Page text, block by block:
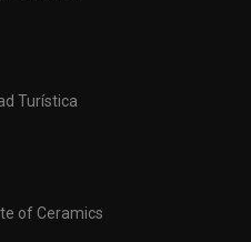
Turística
of Ceramics